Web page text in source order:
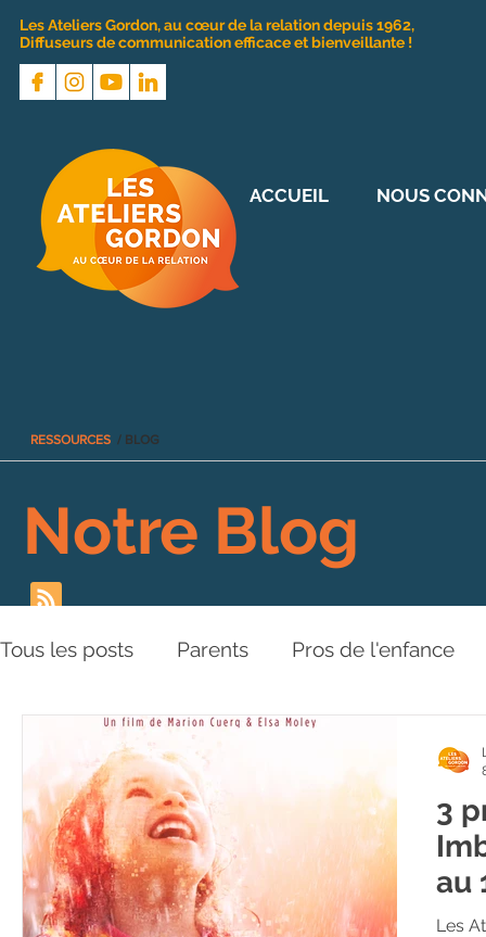
Les Ateliers Gordon, au cœur de la relation depuis 1962,
Diffuseurs de communication efficace et bienveillante !
RESSOURCES / BLOG
Tous les posts Parents Pros de l'enfance
Les Piliers de l'Approche
Plaidoyer BD
3
au
Les
Notre Blog
ACCUEIL NOUS